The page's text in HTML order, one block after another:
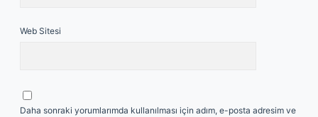
Web Sitesi
Daha sonraki yorumlarımda kullanılması için adım, e-posta adresim ve